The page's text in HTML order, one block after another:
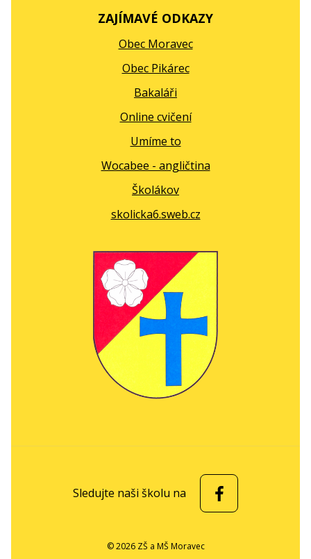
ZAJÍMAVÉ ODKAZY
Obec Moravec
Obec Pikárec
Bakaláři
Online cvičení
Umíme to
Wocabee - angličtina
Školákov
skolicka6.sweb.cz
© 2026 ZŠ a MŠ Moravec
Sledujte naši školu na